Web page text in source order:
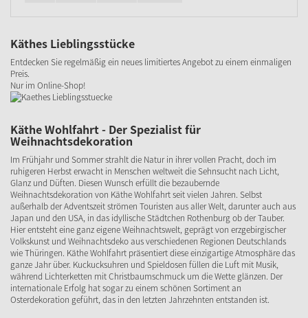
Käthes Lieblingsstücke
Entdecken Sie regelmäßig ein neues limitiertes Angebot zu einem einmaligen
Preis.
Nur im Online-Shop!
Käthe Wohlfahrt - Der Spezialist für
Weihnachtsdekoration
Im Frühjahr und Sommer strahlt die Natur in ihrer vollen Pracht, doch im
ruhigeren Herbst erwacht in Menschen weltweit die Sehnsucht nach Licht,
Glanz und Düften. Diesen Wunsch erfüllt die bezaubernde
Weihnachtsdekoration von Käthe Wohlfahrt seit vielen Jahren. Selbst
außerhalb der Adventszeit strömen Touristen aus aller Welt, darunter auch aus
Japan und den USA, in das idyllische Städtchen Rothenburg ob der Tauber.
Hier entsteht eine ganz eigene Weihnachtswelt, geprägt von erzgebirgischer
Volkskunst und Weihnachtsdeko aus verschiedenen Regionen Deutschlands
wie Thüringen. Käthe Wohlfahrt präsentiert diese einzigartige Atmosphäre das
ganze Jahr über. Kuckucksuhren und Spieldosen füllen die Luft mit Musik,
während Lichterketten mit Christbaumschmuck um die Wette glänzen. Der
internationale Erfolg hat sogar zu einem schönen Sortiment an
Osterdekoration geführt, das in den letzten Jahrzehnten entstanden ist.